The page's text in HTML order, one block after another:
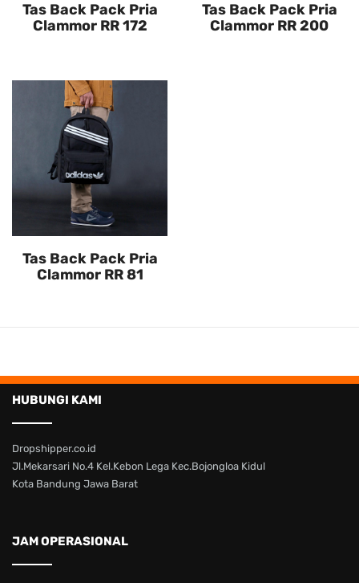
Tas Back Pack Pria
Clammor RR 172
Tas Back Pack Pria
Clammor RR 200
Tas Back Pack Pria
Clammor RR 81
HUBUNGI KAMI
Dropshipper.co.id
Jl.Mekarsari No.4 Kel.Kebon Lega Kec.Bojongloa Kidul
Kota Bandung Jawa Barat
JAM OPERASIONAL